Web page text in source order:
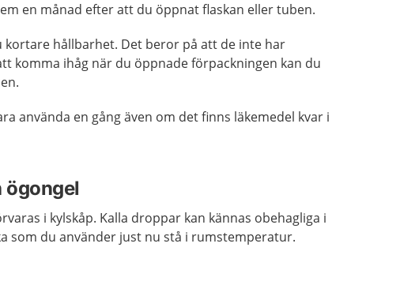
en månad efter att du öppnat flaskan eller tuben.
kortare hållbarhet. Det beror på att de inte har
komma ihåg när du öppnade förpackningen kan du
använda en gång även om det finns läkemedel kvar i
ögongel
i kylskåp. Kalla droppar kan kännas obehagliga i
som du använder just nu stå i rumstemperatur.